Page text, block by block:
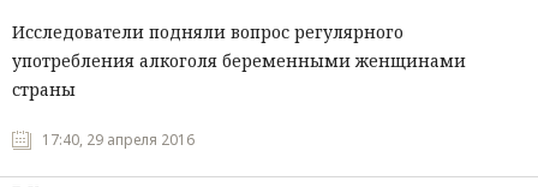
Исследователи подняли вопрос регулярного
употребления алкоголя беременными женщинами
страны
17:40, 29 апреля 2016